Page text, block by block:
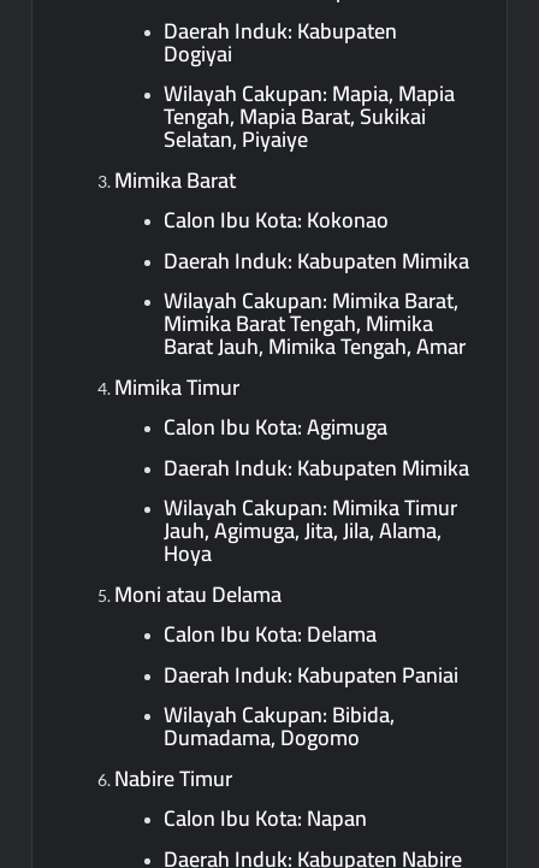
Daerah Induk: Kabupaten
Dogiyai
Wilayah Cakupan: Mapia, Mapia
Tengah, Mapia Barat, Sukikai
Selatan, Piyaiye
Mimika Barat
Calon Ibu Kota: Kokonao
Daerah Induk: Kabupaten Mimika
Wilayah Cakupan: Mimika Barat,
Mimika Barat Tengah, Mimika
Barat Jauh, Mimika Tengah, Amar
Mimika Timur
Calon Ibu Kota: Agimuga
Daerah Induk: Kabupaten Mimika
Wilayah Cakupan: Mimika Timur
Jauh, Agimuga, Jita, Jila, Alama,
Hoya
Moni atau Delama
Calon Ibu Kota: Delama
Daerah Induk: Kabupaten Paniai
Wilayah Cakupan: Bibida,
Dumadama, Dogomo
Nabire Timur
Calon Ibu Kota: Napan
Daerah Induk: Kabupaten Nabire